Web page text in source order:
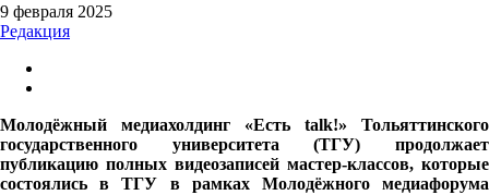
9 февраля 2025
Редакция
Молодёжный медиахолдинг «Есть talk!» Тольяттинского
государственного университета (ТГУ) продолжает
публикацию полных видеозаписей мастер-классов, которые
состоялись в ТГУ в рамках Молодёжного медиафорума